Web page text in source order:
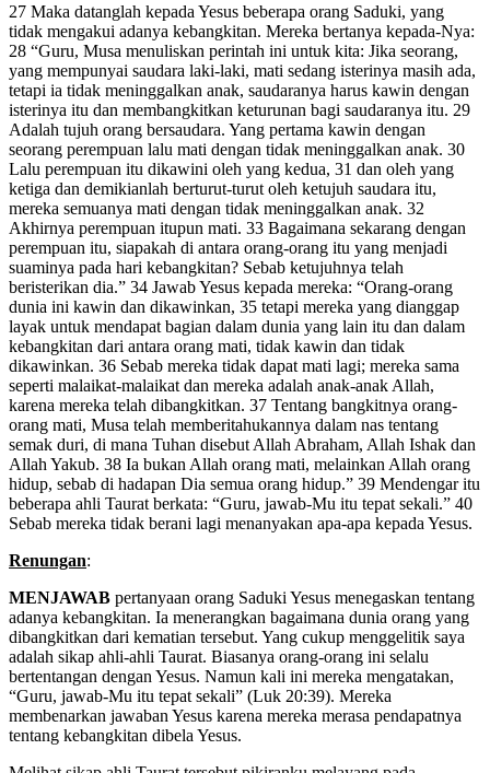
27 Maka datanglah kepada Yesus beberapa orang Saduki, yang
tidak mengakui adanya kebangkitan. Mereka bertanya kepada-Nya:
28 “Guru, Musa menuliskan perintah ini untuk kita: Jika seorang,
yang mempunyai saudara laki-laki, mati sedang isterinya masih ada,
tetapi ia tidak meninggalkan anak, saudaranya harus kawin dengan
isterinya itu dan membangkitkan keturunan bagi saudaranya itu. 29
Adalah tujuh orang bersaudara. Yang pertama kawin dengan
seorang perempuan lalu mati dengan tidak meninggalkan anak. 30
Lalu perempuan itu dikawini oleh yang kedua, 31 dan oleh yang
ketiga dan demikianlah berturut-turut oleh ketujuh saudara itu,
mereka semuanya mati dengan tidak meninggalkan anak. 32
Akhirnya perempuan itupun mati. 33 Bagaimana sekarang dengan
perempuan itu, siapakah di antara orang-orang itu yang menjadi
suaminya pada hari kebangkitan? Sebab ketujuhnya telah
beristerikan dia.” 34 Jawab Yesus kepada mereka: “Orang-orang
dunia ini kawin dan dikawinkan, 35 tetapi mereka yang dianggap
layak untuk mendapat bagian dalam dunia yang lain itu dan dalam
kebangkitan dari antara orang mati, tidak kawin dan tidak
dikawinkan. 36 Sebab mereka tidak dapat mati lagi; mereka sama
seperti malaikat-malaikat dan mereka adalah anak-anak Allah,
karena mereka telah dibangkitkan. 37 Tentang bangkitnya orang-
orang mati, Musa telah memberitahukannya dalam nas tentang
semak duri, di mana Tuhan disebut Allah Abraham, Allah Ishak dan
Allah Yakub. 38 Ia bukan Allah orang mati, melainkan Allah orang
hidup, sebab di hadapan Dia semua orang hidup.” 39 Mendengar itu
beberapa ahli Taurat berkata: “Guru, jawab-Mu itu tepat sekali.” 40
Sebab mereka tidak berani lagi menanyakan apa-apa kepada Yesus.
Renungan:
MENJAWAB pertanyaan orang Saduki Yesus menegaskan tentang
adanya kebangkitan. Ia menerangkan bagaimana dunia orang yang
dibangkitkan dari kematian tersebut. Yang cukup menggelitik saya
adalah sikap ahli-ahli Taurat. Biasanya orang-orang ini selalu
bertentangan dengan Yesus. Namun kali ini mereka mengatakan,
“Guru, jawab-Mu itu tepat sekali” (Luk 20:39). Mereka
membenarkan jawaban Yesus karena mereka merasa pendapatnya
tentang kebangkitan dibela Yesus.